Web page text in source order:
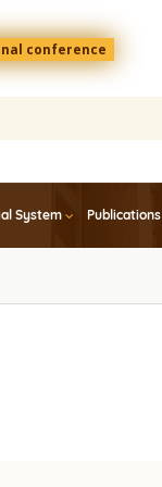
conference
System Publications